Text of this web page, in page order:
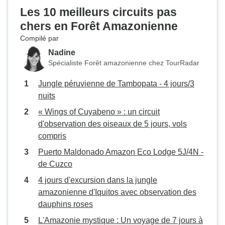
Les 10 meilleurs circuits pas
chers en Forêt Amazonienne
Compilé par
Nadine
Spécialiste Forêt amazonienne chez TourRadar
Jungle péruvienne de Tambopata - 4 jours/3
nuits
« Wings of Cuyabeno » : un circuit
d'observation des oiseaux de 5 jours, vols
compris
Puerto Maldonado Amazon Eco Lodge 5J/4N -
de Cuzco
4 jours d'excursion dans la jungle
amazonienne d'Iquitos avec observation des
dauphins roses
L'Amazonie mystique : Un voyage de 7 jours à